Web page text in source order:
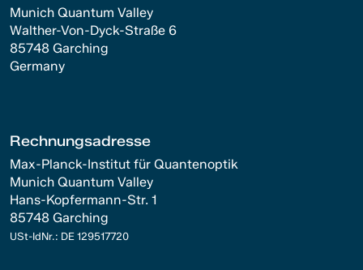
Munich Quantum Valley
Walther-Von-Dyck-Straße 6
85748 Garching
Germany
Rechnungsadresse
Max-Planck-Institut für Quantenoptik
Munich Quantum Valley
Hans-Kopfermann-Str. 1
85748 Garching
USt-IdNr.: DE 129517720